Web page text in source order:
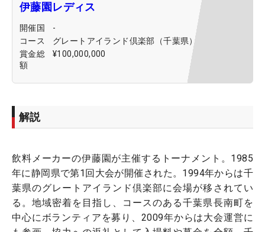
伊藤園レディス
開催国
-
コース
グレートアイランド倶楽部（千葉県）
賞金総
額
¥100,000,000
解説
飲料メーカーの伊藤園が主催するトーナメント。1985
年に静岡県で第1回大会が開催された。1994年からは千
葉県のグレートアイランド倶楽部に会場が移されてい
る。地域密着を目指し、コースのある千葉県長南町を
中心にボランティアを募り、2009年からは大会運営に